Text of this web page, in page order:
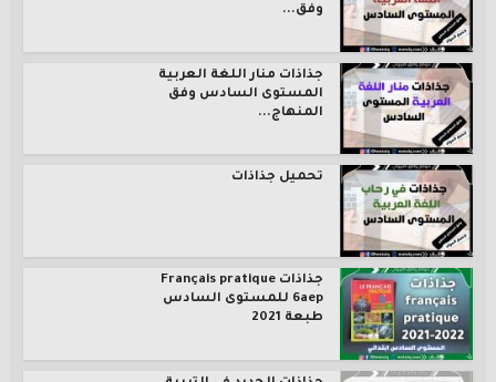
وفق...
جذاذات منار اللغة العربية
المستوى السادس وفق
المنهاج...
تحميل جذاذات
جذاذات Français pratique
6aep للمستوى السادس
طبعة 2021